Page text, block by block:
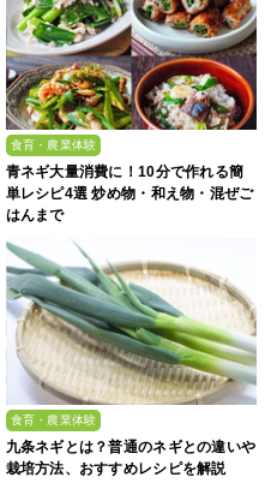
食育・農業体験
青ネギ大量消費に！10分で作れる簡
単レシピ4選 炒め物・和え物・混ぜご
はんまで
食育・農業体験
九条ネギとは？普通のネギとの違いや
栽培方法、おすすめレシピを解説